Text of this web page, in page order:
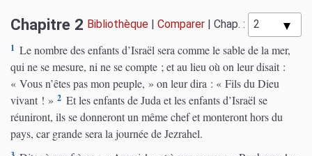
Chapitre 2 Bibliothèque Comparer Chap. :
1 Le nombre des enfants d’Israël sera comme le sable de la mer,
qui ne se mesure, ni ne se compte ; et au lieu où on leur disait :
« Vous n’êtes pas mon peuple, » on leur dira : « Fils du Dieu
vivant ! » 2 Et les enfants de Juda et les enfants d’Israël se
réuniront, ils se donneront un même chef et monteront hors du
pays, car grande sera la journée de Jezrahel.